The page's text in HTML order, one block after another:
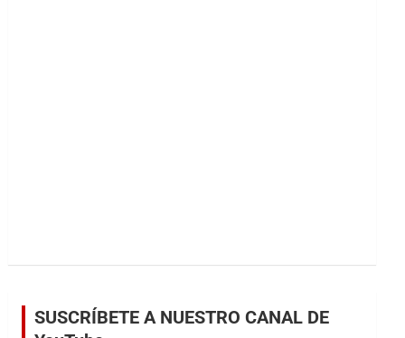
SUSCRÍBETE A NUESTRO CANAL DE